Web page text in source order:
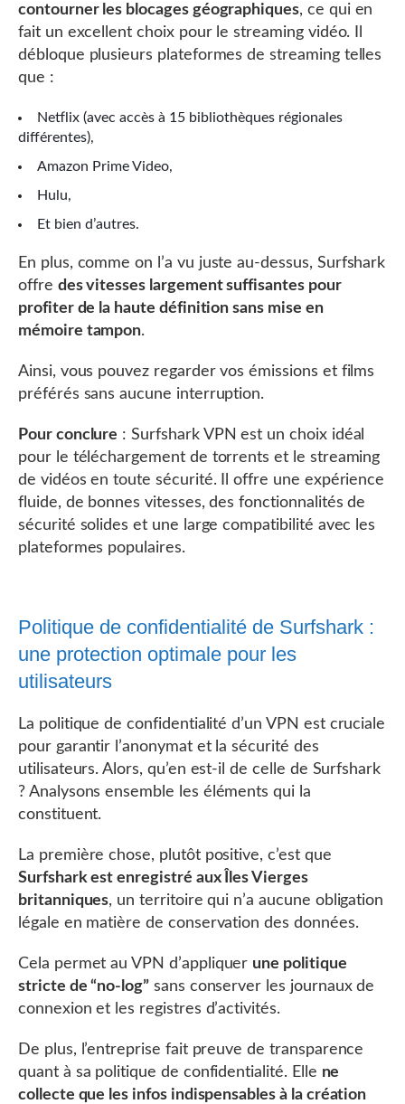
contourner les blocages géographiques, ce qui en
fait un excellent choix pour le streaming vidéo. Il
débloque plusieurs plateformes de streaming telles
que :
Netflix (avec accès à 15 bibliothèques régionales
différentes),
Amazon Prime Video,
Hulu,
Et bien d’autres.
En plus, comme on l’a vu juste au-dessus, Surfshark
offre des vitesses largement suffisantes pour
profiter de la haute définition sans mise en
mémoire tampon.
Ainsi, vous pouvez regarder vos émissions et films
préférés sans aucune interruption.
Pour conclure : Surfshark VPN est un choix idéal
pour le téléchargement de torrents et le streaming
de vidéos en toute sécurité. Il offre une expérience
fluide, de bonnes vitesses, des fonctionnalités de
sécurité solides et une large compatibilité avec les
plateformes populaires.
Politique de confidentialité de Surfshark :
une protection optimale pour les
utilisateurs
La politique de confidentialité d’un VPN est cruciale
pour garantir l’anonymat et la sécurité des
utilisateurs. Alors, qu’en est-il de celle de Surfshark
? Analysons ensemble les éléments qui la
constituent.
La première chose, plutôt positive, c’est que
Surfshark est enregistré aux Îles Vierges
britanniques, un territoire qui n’a aucune obligation
légale en matière de conservation des données.
Cela permet au VPN d’appliquer une politique
stricte de “no-log”sans conserver les journaux de
connexion et les registres d’activités.
De plus, l’entreprise fait preuve de transparence
quant à sa politique de confidentialité. Elle ne
collecte que les infos indispensables à la création